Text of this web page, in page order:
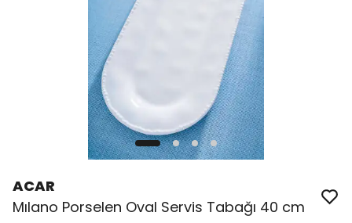
ACAR
Mılano Porselen Oval Servis Tabağı 40 cm